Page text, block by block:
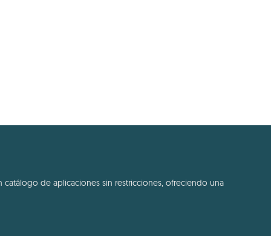
de aplicaciones sin restricciones, ofreciendo una